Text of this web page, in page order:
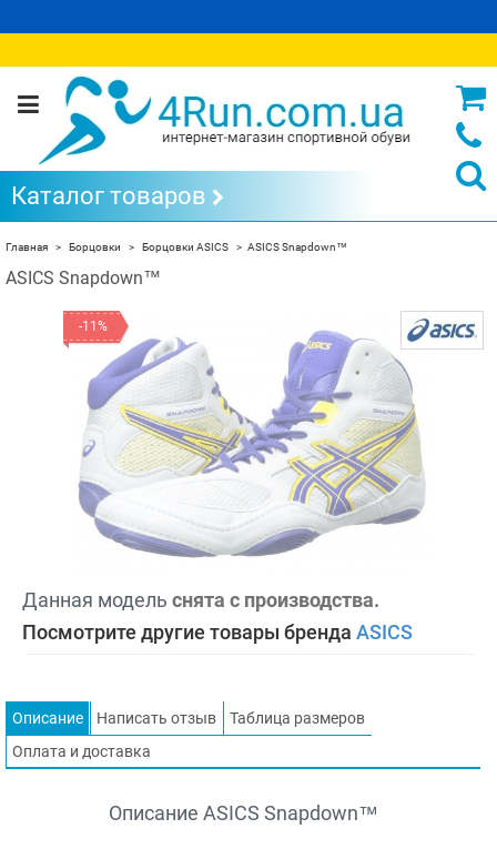
Каталог товаров
Главная Борцовки Борцовки ASICS ASICS Snapdown™
ASICS Snapdown™
-11%
Данная модель снята с производства.
Посмотрите другие товары бренда ASICS
Описание Написать отзыв
Таблица размеров
Оплата и доставка
Описание ASICS Snapdown™